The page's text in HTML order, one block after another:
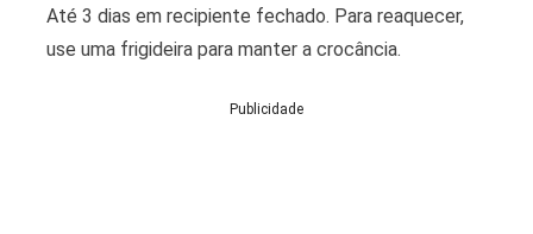
Até 3 dias em recipiente fechado. Para reaquecer,
use uma frigideira para manter a crocância.
Publicidade